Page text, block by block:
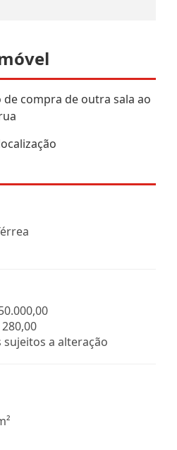
compra de outra sala ao
280,00
sujeitos a alteração